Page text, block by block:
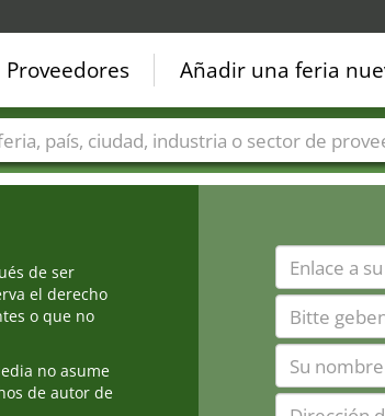
de ser
el derecho
o que no
no asume
de autor de
Proveedores Añadir una feria
Ciudades Sectores de ferias Sectores